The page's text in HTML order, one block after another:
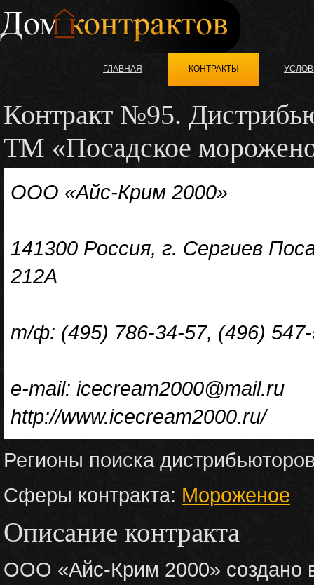
ГЛАВНАЯ КОНТРАКТЫ
Контракт №95.
ТМ «Посадское
ООО «Айс-Крим 2000»
141300 Россия, г. Сергиев
212A
т/ф: (495) 786-34-57, (496)
e-mail: icecream2000@mail.ru
http://www.icecream2000.ru/
Регионы поиска
Сферы контракта: Мороженое
Описание контракта
ООО «Айс-Крим 2000» создано